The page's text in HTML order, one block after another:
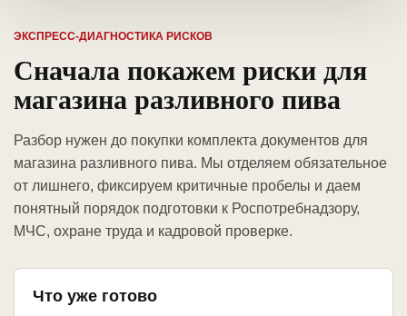
ЭКСПРЕСС-ДИАГНОСТИКА РИСКОВ
Сначала покажем риски для
магазина разливного пива
Разбор нужен до покупки комплекта документов для
магазина разливного пива. Мы отделяем обязательное
от лишнего, фиксируем критичные пробелы и даем
понятный порядок подготовки к Роспотребнадзору,
МЧС, охране труда и кадровой проверке.
Что уже готово